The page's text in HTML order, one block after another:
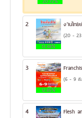
2
13.38%
งานไทย
(20 - 23
3
12.85%
(6 - 9 ส.
4 Flesh